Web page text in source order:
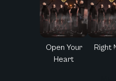
Open Your
Heart
Right